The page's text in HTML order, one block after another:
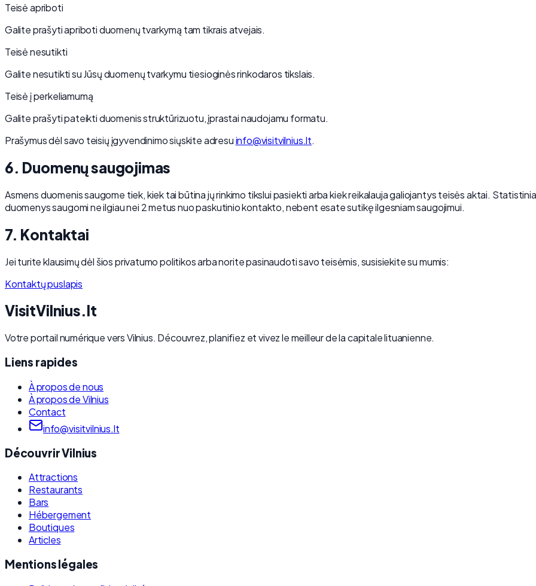
Teisė apriboti
Galite prašyti apriboti duomenų tvarkymą tam tikrais atvejais.
Teisė nesutikti
Galite nesutikti su Jūsų duomenų tvarkymu tiesioginės rinkodaros tikslais.
Teisė į perkeliamumą
Galite prašyti pateikti duomenis struktūrizuotu, įprastai naudojamu formatu.
Prašymus dėl savo teisių įgyvendinimo siųskite adresuinfo@visitvilnius.lt.
6. Duomenų saugojimas
Asmens duomenis saugome tiek, kiek tai būtina jų rinkimo tikslui pasiekti arba kiek reikalauja galiojantys teisės aktai.
duomenys saugomi ne ilgiau nei 2 metus nuo paskutinio kontakto, nebent esate sutikę ilgesniam saugojimui.
7. Kontaktai
Jei turite klausimų dėl šios privatumo politikos arba norite pasinaudoti savo teisėmis, susisiekite su mumis:
Kontaktų puslapis
VisitVilnius.lt
Votre portail numérique vers Vilnius. Découvrez, planifiez et vivez le meilleur de la capitale lituanienne.
Liens rapides
À propos de nous
À propos de Vilnius
Contact
info@visitvilnius.lt
Découvrir Vilnius
Attractions
Restaurants
Bars
Hébergement
Boutiques
Articles
Mentions légales